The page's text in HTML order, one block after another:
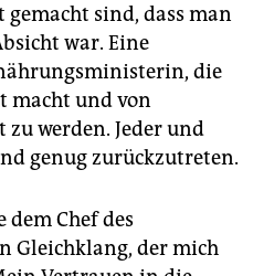
gemacht sind, dass man
war. Eine
die
macht und von
zu werden. Jeder und
genug zurückzutreten.
Chef des
Gleichklang, der mich